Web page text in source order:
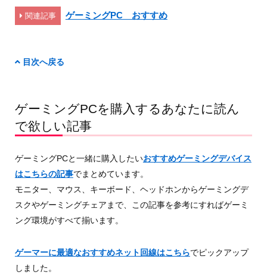
関連記事 ゲーミングPC おすすめ
目次へ戻る
ゲーミングPCを購入するあなたに読ん
で欲しい記事
ゲーミングPCと一緒に購入したいおすすめゲーミングデバイス
はこちらの記事でまとめています。
モニター、マウス、キーボード、ヘッドホンからゲーミングデ
スクやゲーミングチェアまで、この記事を参考にすればゲーミ
ング環境がすべて揃います。
ゲーマーに最適なおすすめネット回線はこちらでピックアップ
しました。